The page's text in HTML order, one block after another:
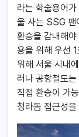
라는 학술용어
울 사는 SSG 팬
환승을 감내해야
용을 위해 우선
위해 서울 시내
러나 공항철도
직접 환승이 가
청라돔 접근성